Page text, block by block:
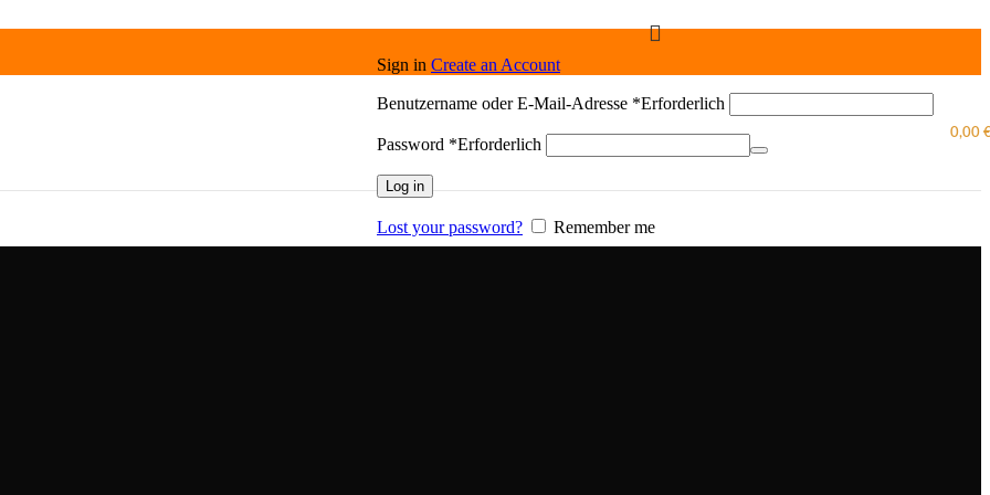
Sign in Create an Account
Benutzername oder E-Mail-Adresse *Erforderlich
Password *Erforderlich
Log in
Lost your password? Remember me
0,00